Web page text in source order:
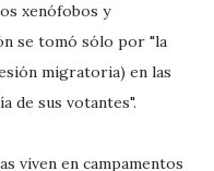
xenófobos y
se tomó sólo por "la
migratoria) en las
de sus votantes".
viven en campamentos